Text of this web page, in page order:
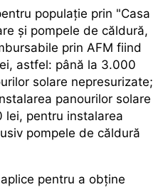
populație prin "Casa
și pompele de căldură,
prin AFM fiind
astfel: până la 3.000
solare nepresurizate;
panourilor solare
lei, pentru instalarea
pompele de căldură
pentru a obține